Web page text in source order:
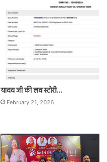
यादव जी की लव स्टोरी…
February 21, 2026